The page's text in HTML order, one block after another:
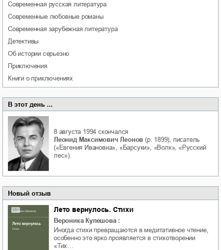
современная русская литература
современные любовные романы
современная зарубежная литература
детективы
об истории серьезно
приключения
книги о приключениях
В этот день ...
8 августа 1994 скончался
Леонид Максимович Леонов (р. 1899), писатель
(«Евгения Ивановна», «Барсуки», «Волк», «Русский
лес»).
Новый отзыв
Лето вернулось. Стихи
Вероника Кулешова :
Иногда стихи превращаются в медитативное чтение,
особенно это ярко проявляется в стихотворении
«Тих…